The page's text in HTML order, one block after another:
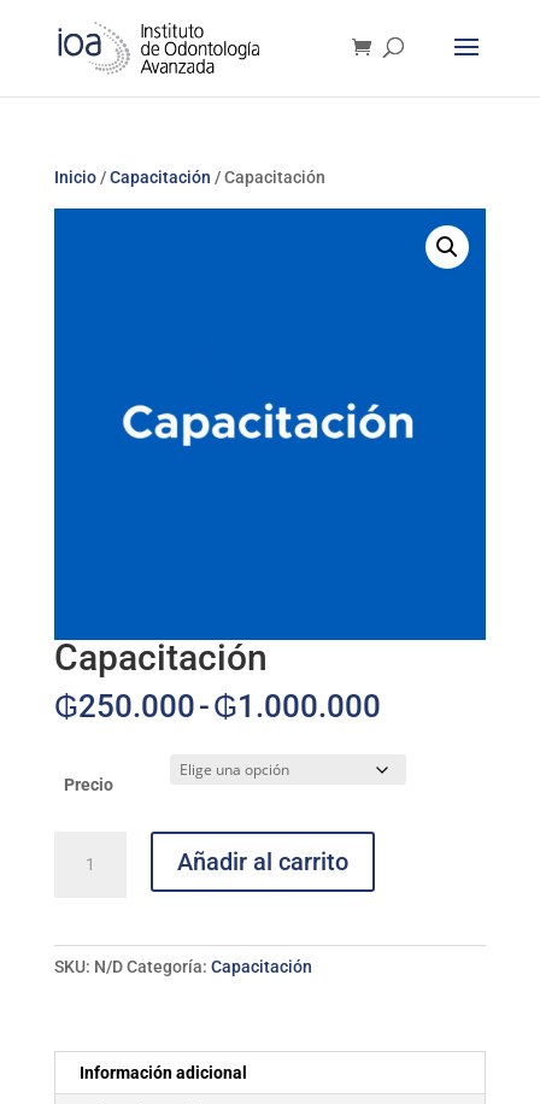
Inicio/Capacitación / Capacitación
Capacitación
₲250.000-₲1.000.000Rango
precios:
Precio
cantidad
Añadir al carrito
SKU: N/D Categoría: Capacitación
Información adicional